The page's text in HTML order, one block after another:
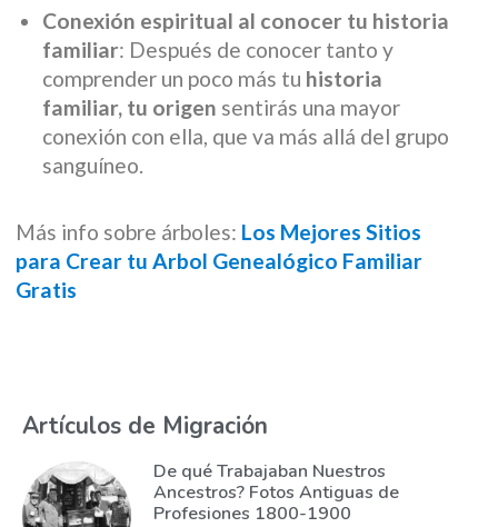
Conexión espiritual al conocer tu historia
familiar: Después de conocer tanto y
comprender un poco más tu historia
familiar, tu origen sentirás una mayor
conexión con ella, que va más allá del grupo
sanguíneo.
Más info sobre árboles: Los Mejores Sitios
para Crear tu Arbol Genealógico Familiar
Gratis
Artículos de Migración
De qué Trabajaban Nuestros
Ancestros? Fotos Antiguas de
Profesiones 1800-1900